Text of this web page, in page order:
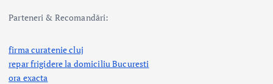
Parteneri & Recomandări:
firma curatenie cluj
repar frigidere la domiciliu Bucuresti
ora exacta